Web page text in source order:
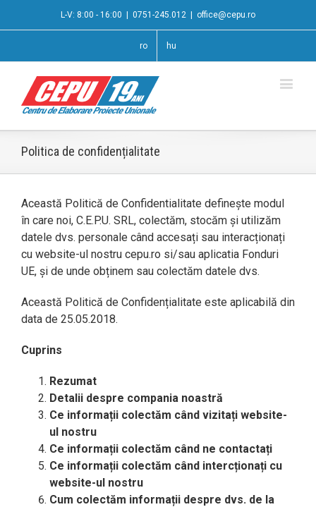
L-V: 8:00 - 16:00 0751-245.012 office@cepu.ro
ro hu
Politica de confidențialitate
Această Politică de Confidentialitate definește modul
în care noi, C.E.P.U. SRL, colectăm, stocăm și utilizăm
datele dvs. personale când accesați sau interacționați
cu website-ul nostru cepu.ro si/sau aplicatia Fonduri
UE, și de unde obținem sau colectăm datele dvs.
Această Politică de Confidențialitate este aplicabilă din
data de 25.05.2018.
Cuprins
Rezumat
Detalii despre compania noastră
Ce informații colectăm când vizitați website-
ul nostru
Ce informații colectăm când ne contactați
Ce informații colectăm când intercționați cu
website-ul nostru
Cum colectăm informații despre dvs. de la